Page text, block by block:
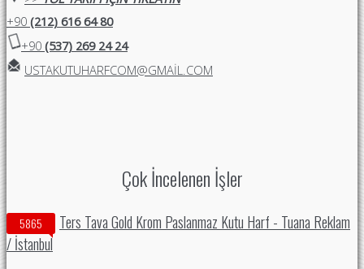
+90 (212) 616 64 80
+90 (537) 269 24 24
USTAKUTUHARFCOM@GMAIL.COM
Çok İncelenen İşler
5865
Ters Tava Gold Krom Paslanmaz Kutu Harf - Tuana Reklam
/ İstanbul